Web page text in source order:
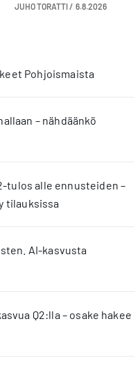
JUHO TORATTI / 6.8.2026
Pohjoismaista
– nähdäänkö
tulos alle ennusteiden –
tilauksissa
AI-kasvusta
Q2:lla – osake hakee